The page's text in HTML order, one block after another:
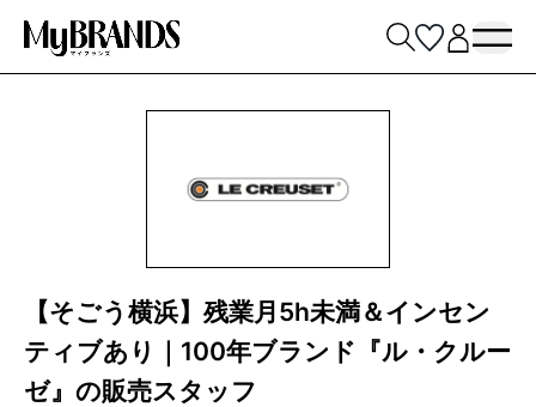
【そごう横浜】残業月5h未満＆インセン
ティブあり｜100年ブランド『ル・クルー
ゼ』の販売スタッフ